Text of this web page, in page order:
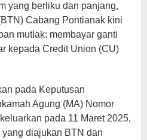
yang berliku dan panjang,
Cabang Pontianak kini
mutlak: membayar ganti
kepada Credit Union (CU)
pada Keputusan
Agung (MA) Nomor
pada 11 Maret 2025,
diajukan BTN dan